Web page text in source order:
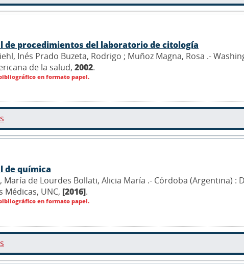
de procedimientos del laboratorio de citología
Inés Prado Buzeta, Rodrigo ; Muñoz Magna, Rosa .-
de la salud, 2002.
en formato papel.
de química
María de Lourdes Bollati, Alicia María .- Córdoba (Argentina)
Médicas, UNC, [2016].
en formato papel.